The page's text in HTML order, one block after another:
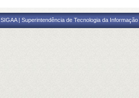
SIGAA | Superintendência de Tecnologia da